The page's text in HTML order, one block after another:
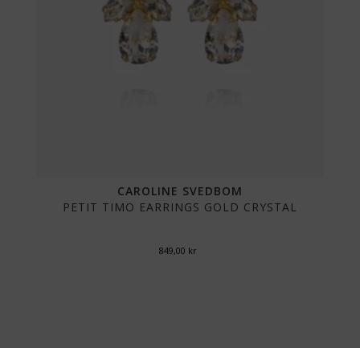
CAROLINE SVEDBOM
PETIT TIMO EARRINGS GOLD CRYSTAL
849,00 kr